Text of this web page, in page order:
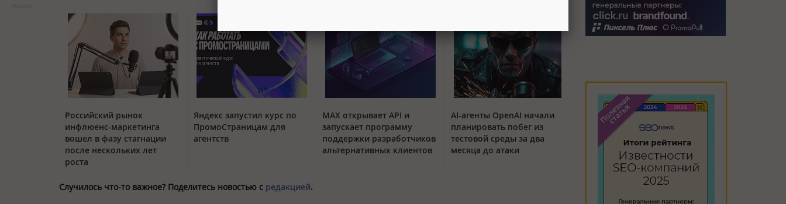
Российский рынок
инфлюенс-маркетинга
вошел в фазу стагнации
после нескольких лет
роста
Яндекс запустил курс по
ПромоСтраницам для
агентств
MAX открывает API и
запускает программу
поддержки разработчиков
альтернативных клиентов
AI-агенты OpenAI начали
планировать побег из
тестовой среды за два
месяца до атаки
Случилось что-то важное? Поделитесь новостью с редакцией.